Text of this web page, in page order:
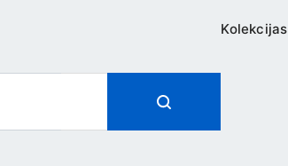
Kolekcijas